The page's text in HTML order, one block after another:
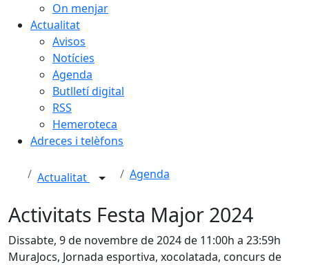
On menjar
Actualitat
Avisos
Notícies
Agenda
Butlletí digital
RSS
Hemeroteca
Adreces i telèfons
Actualitat Agenda
Activitats Festa Major 2024
Dissabte, 9 de novembre de 2024 de 11:00h a 23:59h
MuraJocs, Jornada esportiva, xocolatada, concurs de